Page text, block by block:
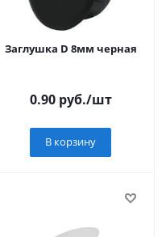
Заглушка D 8мм черная
0.90руб./шт
В корзину